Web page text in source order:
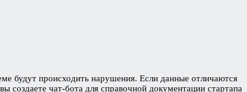
будут происходить нарушения. Если данные отличаются
чат-бота для справочной документации стартапа